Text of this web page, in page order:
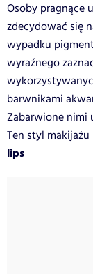
Osoby pragnące
zdecydować się
wypadku
wyraźnego
barwnikami
Zabarwione nimi
Ten styl
lips